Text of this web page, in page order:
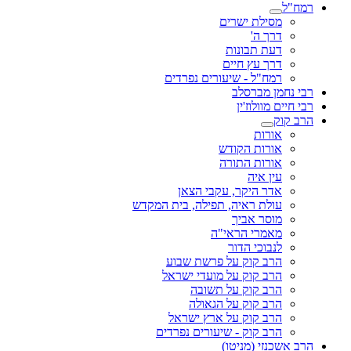
רמח"ל
מסילת ישרים
דרך ה'
דעת תבונות
דרך עץ חיים
רמח"ל - שיעורים נפרדים
רבי נחמן מברסלב
רבי חיים מוולוז'ין
הרב קוק
אורות
אורות הקודש
אורות התורה
עין איה
אדר היקר, עקבי הצאן
עולת ראיה, תפילה, בית המקדש
מוסר אביך
מאמרי הראי"ה
לנבוכי הדור
הרב קוק על פרשת שבוע
הרב קוק על מועדי ישראל
הרב קוק על תשובה
הרב קוק על הגאולה
הרב קוק על ארץ ישראל
הרב קוק - שיעורים נפרדים
הרב אשכנזי (מניטו)